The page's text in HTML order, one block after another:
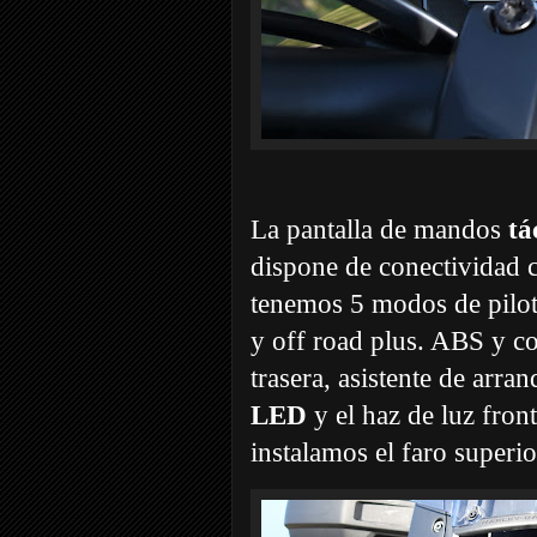
La pantalla de mandos
dispone de conectividad
tenemos 5 modos de
y off road plus. ABS y
trasera, asistente de
LED y el haz de luz
instalamos el faro